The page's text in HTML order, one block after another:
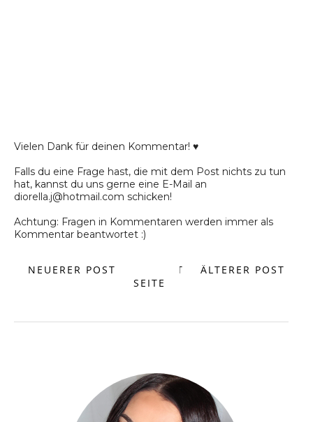
Vielen Dank für deinen Kommentar! ♥
Falls du eine Frage hast, die mit dem Post nichts zu tun
hat, kannst du uns gerne eine E-Mail an
diorella.j@hotmail.com schicken!
Achtung: Fragen in Kommentaren werden immer als
Kommentar beantwortet :)
NEUERER POST ÄLTERER POST
START
SEITE